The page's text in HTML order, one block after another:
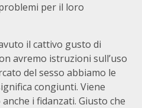
per il loro
il cattivo gusto di
avremo istruzioni sull’uso
del sesso abbiamo le
congiunti. Viene
i fidanzati. Giusto che